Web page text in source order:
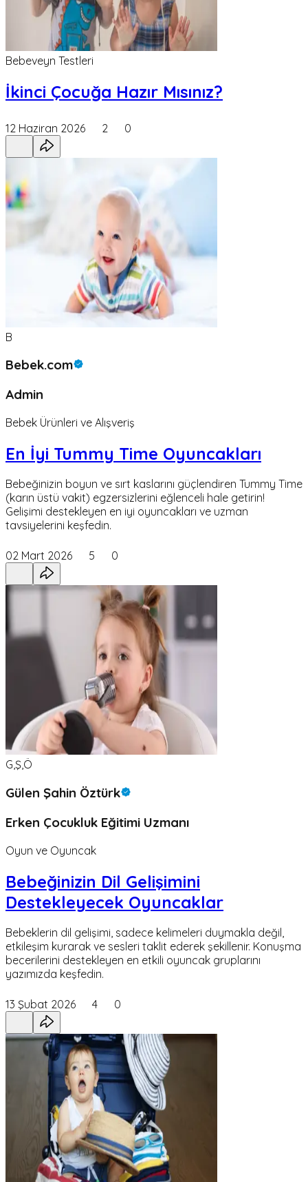
Bebeveyn Testleri
İkinci Çocuğa Hazır Mısınız?
12 Haziran 2026 2 0
B
Bebek.com
Admin
Bebek Ürünleri ve Alışveriş
En İyi Tummy Time Oyuncakları
Bebeğinizin boyun ve sırt kaslarını güçlendiren Tummy Time
(karın üstü vakit) egzersizlerini eğlenceli hale getirin!
Gelişimi destekleyen en iyi oyuncakları ve uzman
tavsiyelerini keşfedin.
02 Mart 2026 5 0
G,Ş,Ö
Gülen Şahin Öztürk
Erken Çocukluk Eğitimi Uzmanı
Oyun ve Oyuncak
Bebeğinizin Dil Gelişimini
Destekleyecek Oyuncaklar
Bebeklerin dil gelişimi, sadece kelimeleri duymakla değil,
etkileşim kurarak ve sesleri taklit ederek şekillenir. Konuşma
becerilerini destekleyen en etkili oyuncak gruplarını
yazımızda keşfedin.
13 Şubat 2026 4 0